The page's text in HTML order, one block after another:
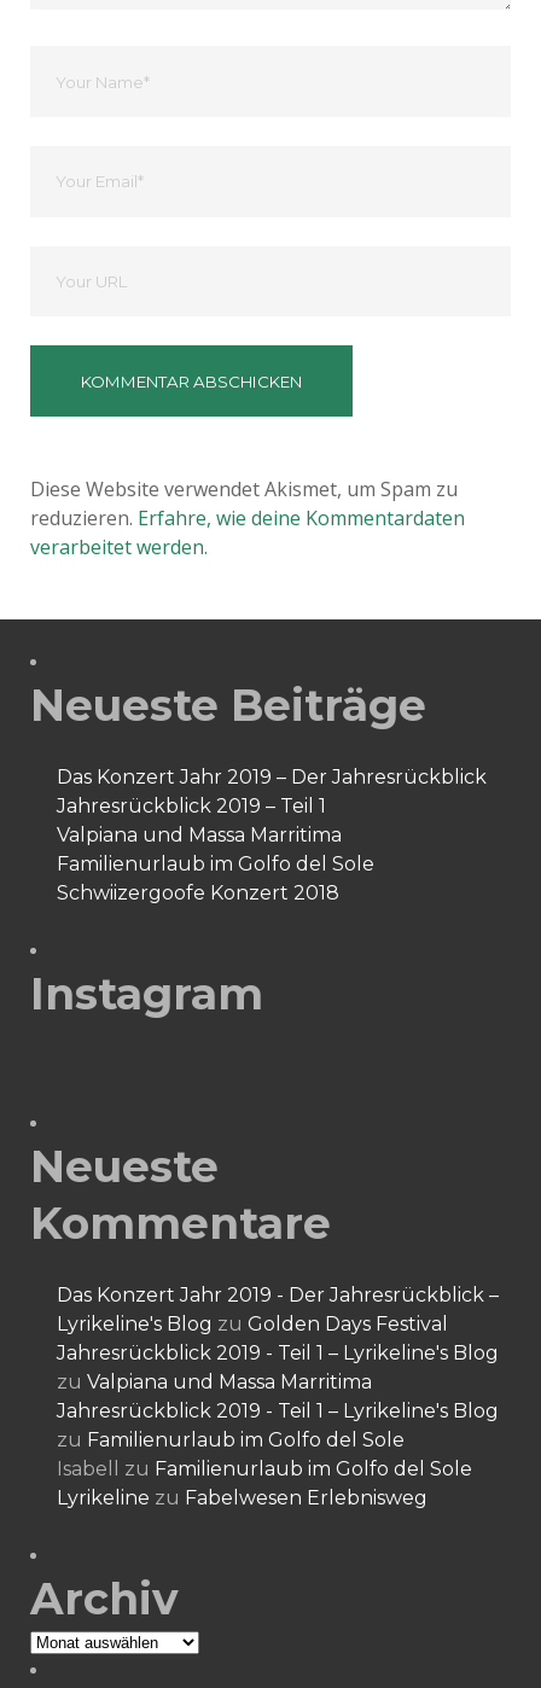
Name
Email
Website
Diese Website verwendet Akismet, um Spam zu
reduzieren. Erfahre, wie deine Kommentardaten
verarbeitet werden.
Neueste Beiträge
Das Konzert Jahr 2019 – Der Jahresrückblick
Jahresrückblick 2019 – Teil 1
Valpiana und Massa Marritima
Familienurlaub im Golfo del Sole
Schwiizergoofe Konzert 2018
Instagram
Neueste
Kommentare
Das Konzert Jahr 2019 - Der Jahresrückblick –
Lyrikeline's Blog zu Golden Days Festival
Jahresrückblick 2019 - Teil 1 – Lyrikeline's Blog
zu Valpiana und Massa Marritima
Jahresrückblick 2019 - Teil 1 – Lyrikeline's Blog
zu Familienurlaub im Golfo del Sole
Isabell
zu Familienurlaub im Golfo del Sole
Lyrikeline zu Fabelwesen Erlebnisweg
Archiv
Archiv